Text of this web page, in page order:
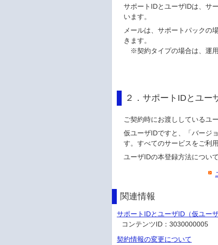
サポートIDとユーザIDは、サ
います。
メールは、サポートパックの
きます。
※契約タイプの場合は、運
２．サポートIDとユー
ご契約時にお渡ししているユ
仮ユーザIDですと、「バージ
す。すべてのサービスをご利
ユーザIDの本登録方法につい
関連情報
サポートIDとユーザID（仮ユー
コンテンツID：3030000005
契約情報の変更について